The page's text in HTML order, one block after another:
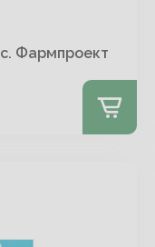
Фармпроект